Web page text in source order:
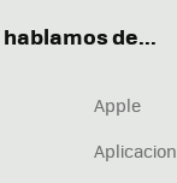
de...
Apple